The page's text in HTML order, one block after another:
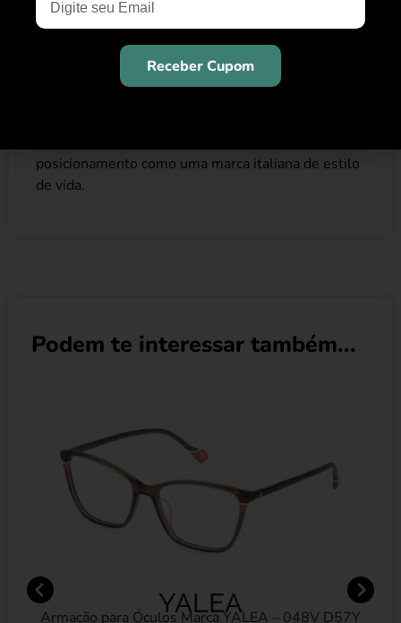
elegância sofisticada e design inovador. A Furla
desenvolveu o conceito de luxo inclusivo há mais
de 90 anos. A Furla produz bolsas, sapatos e
pequenos artigos de couro para mulheres e
posicionamento como uma marca italiana de estilo
de vida.
Podem te interessar também...
YALEA
Armação para Óculos Marca YALEA – 048V D57Y
Receber Cupom